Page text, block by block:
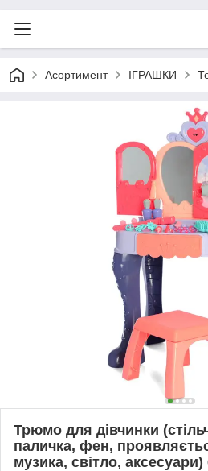
Асортимент ІГРАШКИ
Трюмо для дівчинки
паличка, фен,
музика, світло, аксесуари)